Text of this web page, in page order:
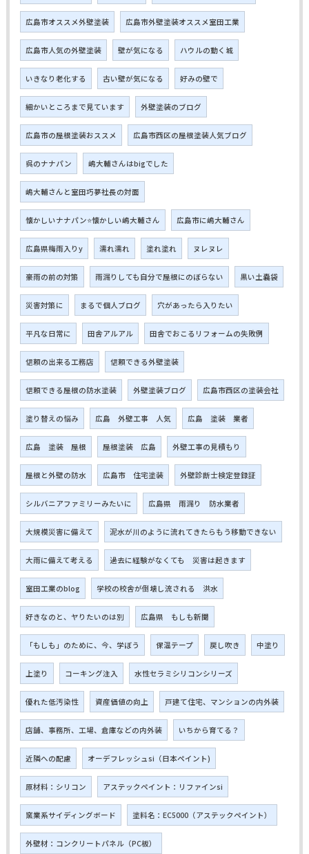
広島市オススメ外壁塗装 広島市外壁塗装オススメ室田工業
広島市人気の外壁塗装 壁が気になる ハウルの動く城
いきなり老化する 古い壁が気になる 好みの壁で
細かいところまで見ています 外壁塗装のブログ
広島市の屋根塗装おススメ 広島市西区の屋根塗装人気ブログ
呉のナナパン 嶋大輔さんはbigでした
嶋大輔さんと室田巧夢社長の対面
懐かしいナナパン⭐懐かしい嶋大輔さん 広島市に嶋大輔さん
広島県梅雨入りy 濡れ濡れ 塗れ塗れ ヌレヌレ
豪雨の前の対策 雨漏りしても自分で屋根にのぼらない 黒い土嚢袋
災害対策に まるで個人ブログ 穴があったら入りたい
平凡な日常に 田舎アルアル 田舎でおこるリフォームの失敗例
信頼の出来る工務店 信頼できる外壁塗装
信頼できる屋根の防水塗装 外壁塗装ブログ 広島市西区の塗装会社
塗り替えの悩み 広島 外壁工事 人気 広島 塗装 業者
広島 塗装 屋根 屋根塗装 広島 外壁工事の見積もり
屋根と外壁の防水 広島市 住宅塗装 外壁診断士検定登録証
シルバニアファミリーみたいに 広島県 雨漏り 防水業者
大規模災害に備えて 泥水が川のように流れてきたらもう移動できない
大雨に備えて考える 過去に経験がなくても 災害は起きます
室田工業のblog 学校の校舎が倒壊し流される 洪水
好きなのと、ヤりたいのは別 広島県 もしも新聞
「もしも」のために、今、学ぼう 保温テープ 戻し吹き 中塗り
上塗り コーキング注入 水性セラミシリコンシリーズ
優れた低汚染性 資産価値の向上 戸建て住宅、マンションの内外装
店舗、事務所、工場、倉庫などの内外装 いちから育てる？
近隣への配慮 オーデフレッシュsi（日本ペイント)
原材料：シリコン アステックペイント：リファインsi
窯業系サイディングボード 塗料名：EC5000（アステックペイント）
外壁材：コンクリートパネル（PC板）